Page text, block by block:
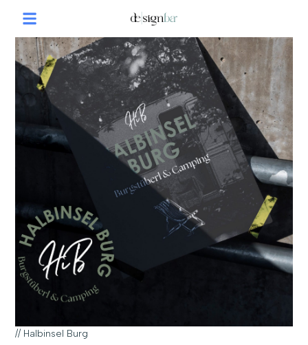
// Halbinsel Burg